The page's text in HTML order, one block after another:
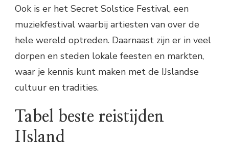
Ook is er het Secret Solstice Festival, een
muziekfestival waarbij artiesten van over de
hele wereld optreden. Daarnaast zijn er in veel
dorpen en steden lokale feesten en markten,
waar je kennis kunt maken met de IJslandse
cultuur en tradities.
Tabel beste reistijden
IJsland